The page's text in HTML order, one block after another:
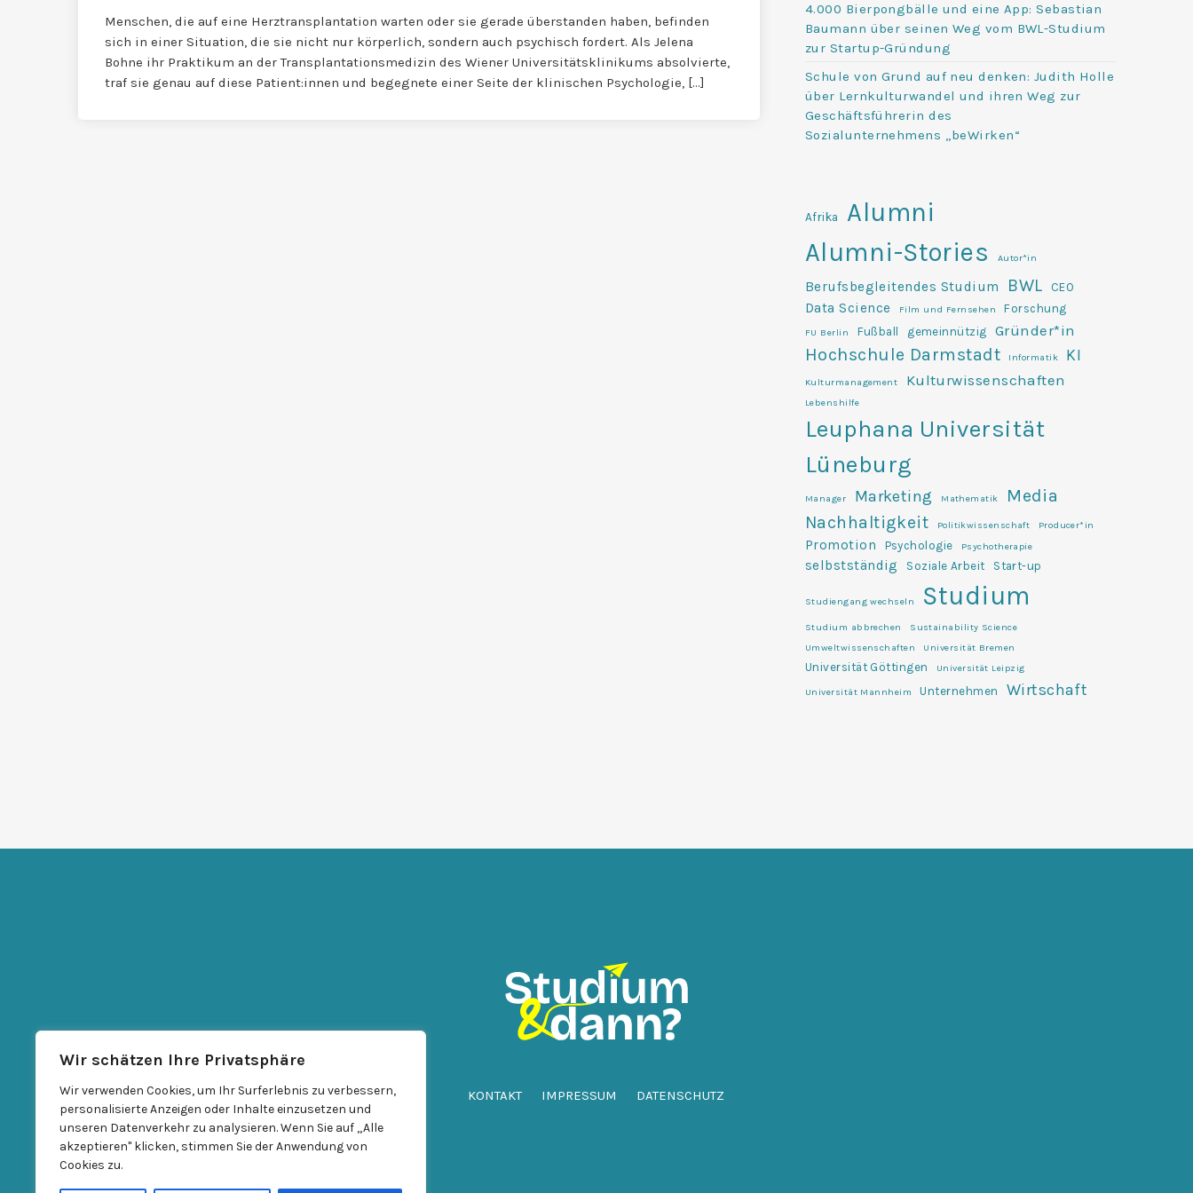
Wir schätzen Ihre Privatsphäre
Wir verwenden Cookies, um Ihr Surferlebnis zu verbessern,
personalisierte Anzeigen oder Inhalte einzusetzen und
unseren Datenverkehr zu analysieren. Wenn Sie auf „Alle
akzeptieren" klicken, stimmen Sie der Anwendung von
Cookies zu.
Menschen, die auf eine Herztransplantation warten oder sie gerade überstanden haben, befinden
sich in einer Situation, die sie nicht nur körperlich, sondern auch psychisch fordert. Als Jelena
Bohne ihr Praktikum an der Transplantationsmedizin des Wiener Universitätsklinikums absolvierte,
traf sie genau auf diese Patient:innen und begegnete einer Seite der klinischen Psychologie, […]
4.000 Bierpongbälle und eine App: Sebastian
Baumann über seinen Weg vom BWL-Studium
zur Startup-Gründung
Schule von Grund auf neu denken: Judith Holle
über Lernkulturwandel und ihren Weg zur
Geschäftsführerin des
Sozialunternehmens „beWirken“
Afrika
Alumni
Alumni-Stories
Autor*in
Berufsbegleitendes Studium BWL CEO
Data Science Film und Fernsehen Forschung
FU Berlin Fußball gemeinnützig Gründer*in
Hochschule Darmstadt Informatik KI
Kulturmanagement Kulturwissenschaften
Lebenshilfe
Leuphana Universität
Lüneburg
Manager Marketing Mathematik
Media
Nachhaltigkeit
Politikwissenschaft Producer*in
Promotion Psychologie Psychotherapie
selbstständig Soziale Arbeit Start-up
Studiengang wechseln Studium
Studium abbrechen
Sustainability Science
Umweltwissenschaften
Universität Bremen
Universität Göttingen Universität Leipzig
Universität Mannheim Unternehmen Wirtschaft
KONTAKT IMPRESSUM DATENSCHUTZ